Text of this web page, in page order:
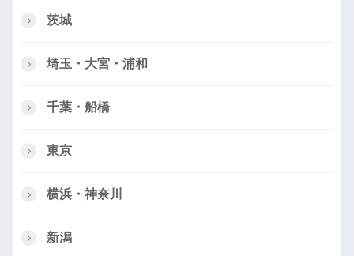
茨城
埼玉・大宮・浦和
千葉・船橋
東京
横浜・神奈川
新潟